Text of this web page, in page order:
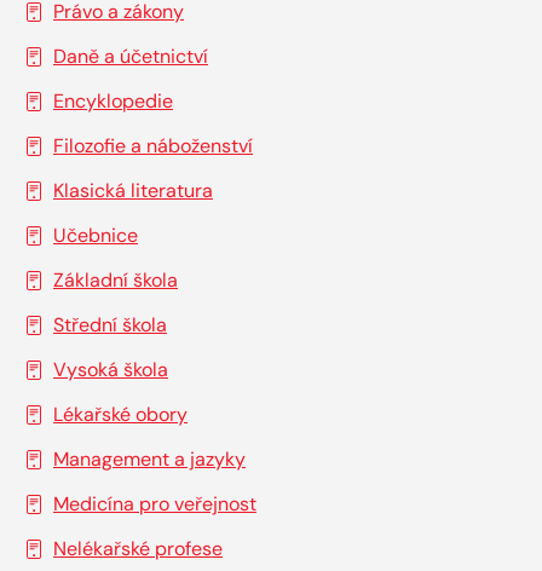
Právo a zákony
Daně a účetnictví
Encyklopedie
Filozofie a náboženství
Klasická literatura
Učebnice
Základní škola
Střední škola
Vysoká škola
Lékařské obory
Management a jazyky
Medicína pro veřejnost
Nelékařské profese